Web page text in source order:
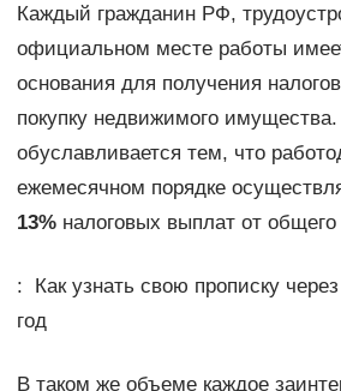
Каждый гражданин РФ,
официальном месте работы
основания для получения
покупку недвижимого
обуславливается тем, что
ежемесячном порядке
13%налоговых выплат от общего
: Как узнать свою прописку через
год
В таком же объеме каждое